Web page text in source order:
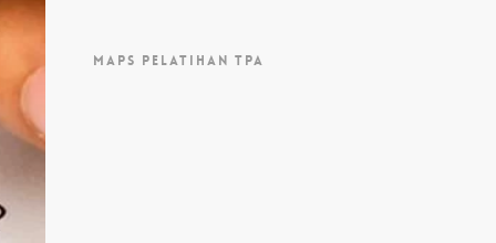
MAPS PELATIHAN TPA